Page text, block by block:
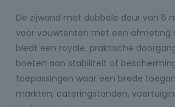
De zijwand met dubbele deur van 6
voor vouwtenten met een afmeting
biedt een royale, praktische
boeten aan stabiliteit of
toepassingen waar een brede
markten, cateringstanden,